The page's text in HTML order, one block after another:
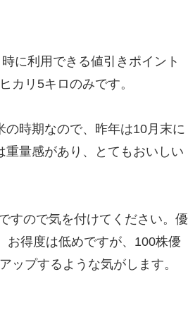
に利用できる値引きポイント
カリ5キロのみです。
時期なので、昨年は10月末に
量感があり、とてもおいしい
すので気を付けてください。優
お得度は低めですが、100株優
ップするような気がします。